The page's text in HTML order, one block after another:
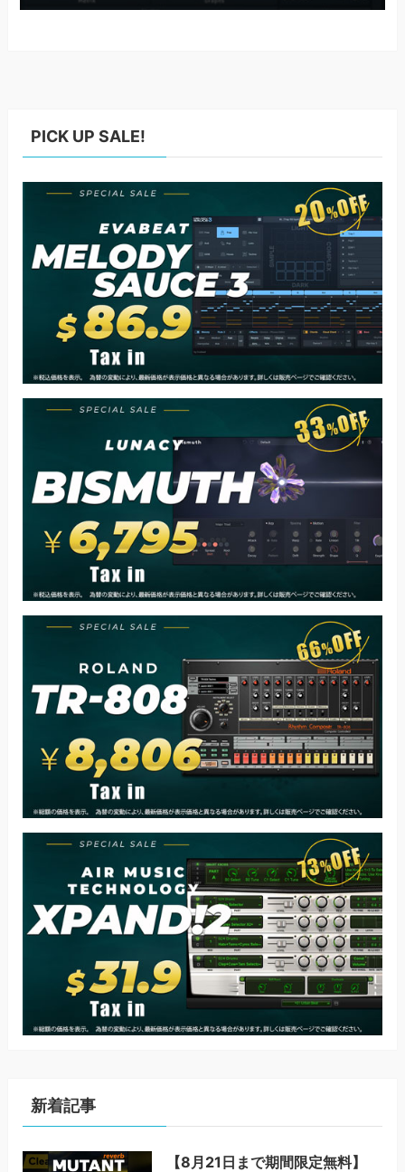
PICK UP SALE!
新着記事
【8月21日まで期間限定無料】